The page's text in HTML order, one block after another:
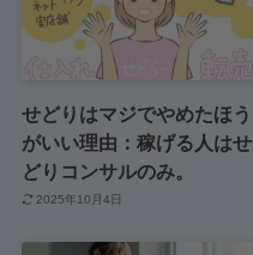
せどりはマジでやめたほう
がいい理由：稼げる人はせ
どりコンサルのみ。
2025年10月4日